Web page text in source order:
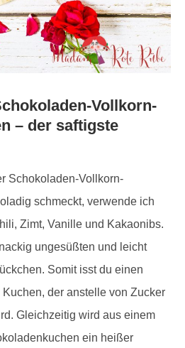
Vollkorn-
– der saftigste
Schokoladen-Vollkorn-
schmeckt, verwende ich
Zimt, Vanille und Kakaonibs.
ungesüßten und leicht
Somit isst du einen
der anstelle von Zucker
Gleichzeitig wird aus einem
ein heißer